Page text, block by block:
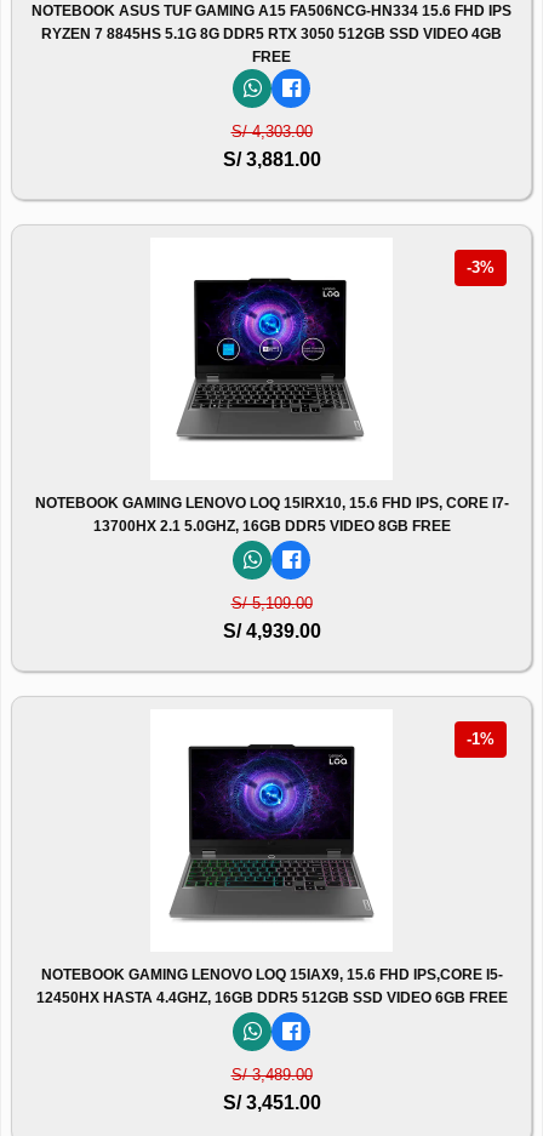
NOTEBOOK ASUS TUF GAMING A15 FA506NCG-HN334 15.6 FHD IPS
RYZEN 7 8845HS 5.1G 8G DDR5 RTX 3050 512GB SSD VIDEO 4GB
FREE
S/ 4,303.00
S/ 3,881.00
-3%
NOTEBOOK GAMING LENOVO LOQ 15IRX10, 15.6 FHD IPS, CORE I7-
13700HX 2.1 5.0GHZ, 16GB DDR5 VIDEO 8GB FREE
S/ 5,109.00
S/ 4,939.00
-1%
NOTEBOOK GAMING LENOVO LOQ 15IAX9, 15.6 FHD IPS,CORE I5-
12450HX HASTA 4.4GHZ, 16GB DDR5 512GB SSD VIDEO 6GB FREE
S/ 3,489.00
S/ 3,451.00